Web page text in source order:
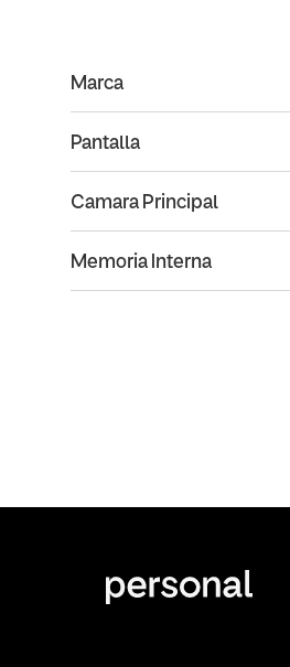
Marca
Pantalla
Camara Principal
Memoria Interna